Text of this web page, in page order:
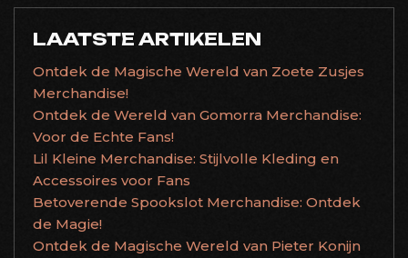
LAATSTE ARTIKELEN
Ontdek de Magische Wereld van Zoete Zusjes
Merchandise!
Ontdek de Wereld van Gomorra Merchandise:
Voor de Echte Fans!
Lil Kleine Merchandise: Stijlvolle Kleding en
Accessoires voor Fans
Betoverende Spookslot Merchandise: Ontdek
de Magie!
Ontdek de Magische Wereld van Pieter Konijn